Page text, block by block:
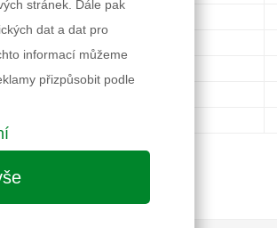
Rozměry balení Š×V×H
Informace k výrobku
stránek. Dále pak
dat a dat pro
informací můžeme
přizpůsobit podle